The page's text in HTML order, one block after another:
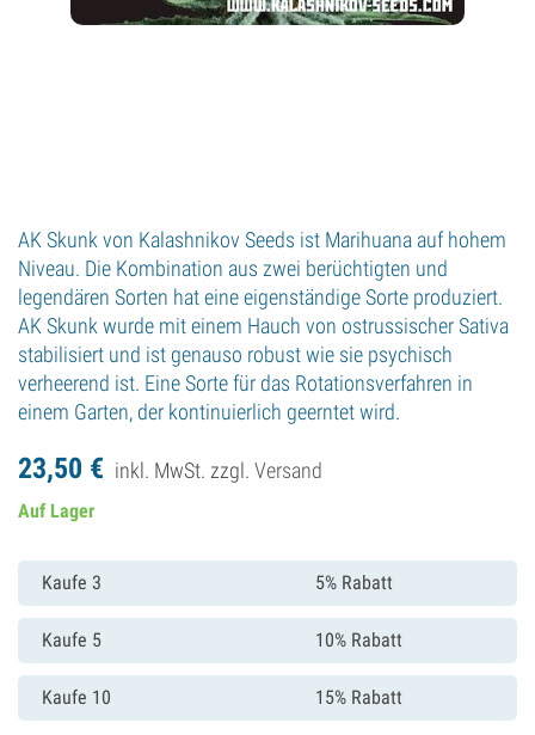
AK Skunk von Kalashnikov Seeds ist Marihuana auf hohem
Niveau. Die Kombination aus zwei berüchtigten und
legendären Sorten hat eine eigenständige Sorte produziert.
AK Skunk wurde mit einem Hauch von ostrussischer Sativa
stabilisiert und ist genauso robust wie sie psychisch
verheerend ist. Eine Sorte für das Rotationsverfahren in
einem Garten, der kontinuierlich geerntet wird.
23,50 € inkl. MwSt. zzgl. Versand
Auf Lager
Kaufe 3 5% Rabatt
Kaufe 5 10% Rabatt
Kaufe 10 15% Rabatt